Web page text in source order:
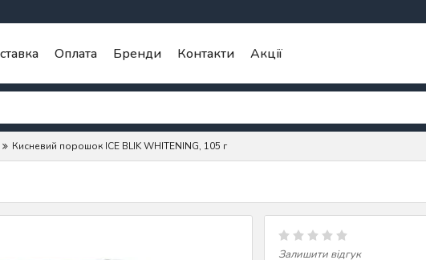
Оплата Бренди Контакти Акції
Кисневий порошок ICE BLIK WHITENING, 105 г
Залишити відгук